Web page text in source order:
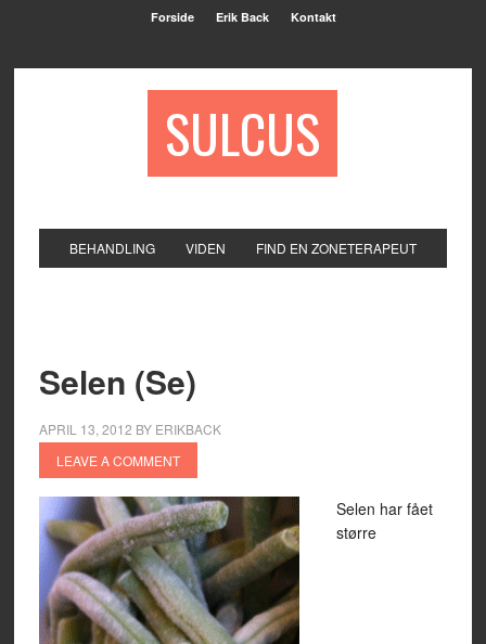
Forside Erik Back Kontakt
SULCUS
BEHANDLING VIDEN FIND EN ZONETERAPEUT
Selen (Se)
APRIL 13, 2012 BY ERIKBACK
LEAVE A COMMENT
Selen har fået
større